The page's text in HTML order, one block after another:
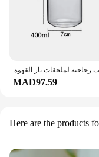
MAD97.59
Here are the products